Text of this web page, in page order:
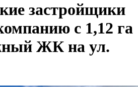
застройщики
с 1,12 га
ЖК на ул.